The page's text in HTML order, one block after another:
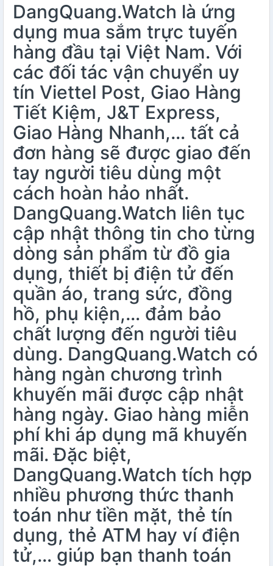
DangQuang.Watch là ứng
dụng mua sắm trực tuyến
hàng đầu tại Việt Nam. Với
các đối tác vận chuyển uy
tín Viettel Post, Giao Hàng
Tiết Kiệm, J&T Express,
Giao Hàng Nhanh,… tất cả
đơn hàng sẽ được giao đến
tay người tiêu dùng một
cách hoàn hảo nhất.
DangQuang.Watch liên tục
cập nhật thông tin cho từng
dòng sản phẩm từ đồ gia
dụng, thiết bị điện tử đến
quần áo, trang sức, đồng
hồ, phụ kiện,… đảm bảo
chất lượng đến người tiêu
dùng. DangQuang.Watch có
hàng ngàn chương trình
khuyến mãi được cập nhật
hàng ngày. Giao hàng miễn
phí khi áp dụng mã khuyến
mãi. Đặc biệt,
DangQuang.Watch tích hợp
nhiều phương thức thanh
toán như tiền mặt, thẻ tín
dụng, thẻ ATM hay ví điện
tử,… giúp bạn thanh toán